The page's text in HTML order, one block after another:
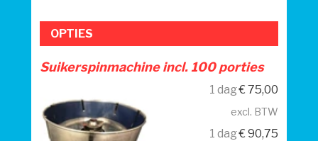
OPTIES
Suikerspinmachine incl. 100 porties
1 dag€ 75,00
excl. BTW
1 dag€ 90,75